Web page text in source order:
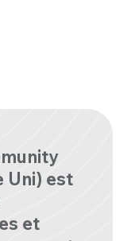
Uni) est
et